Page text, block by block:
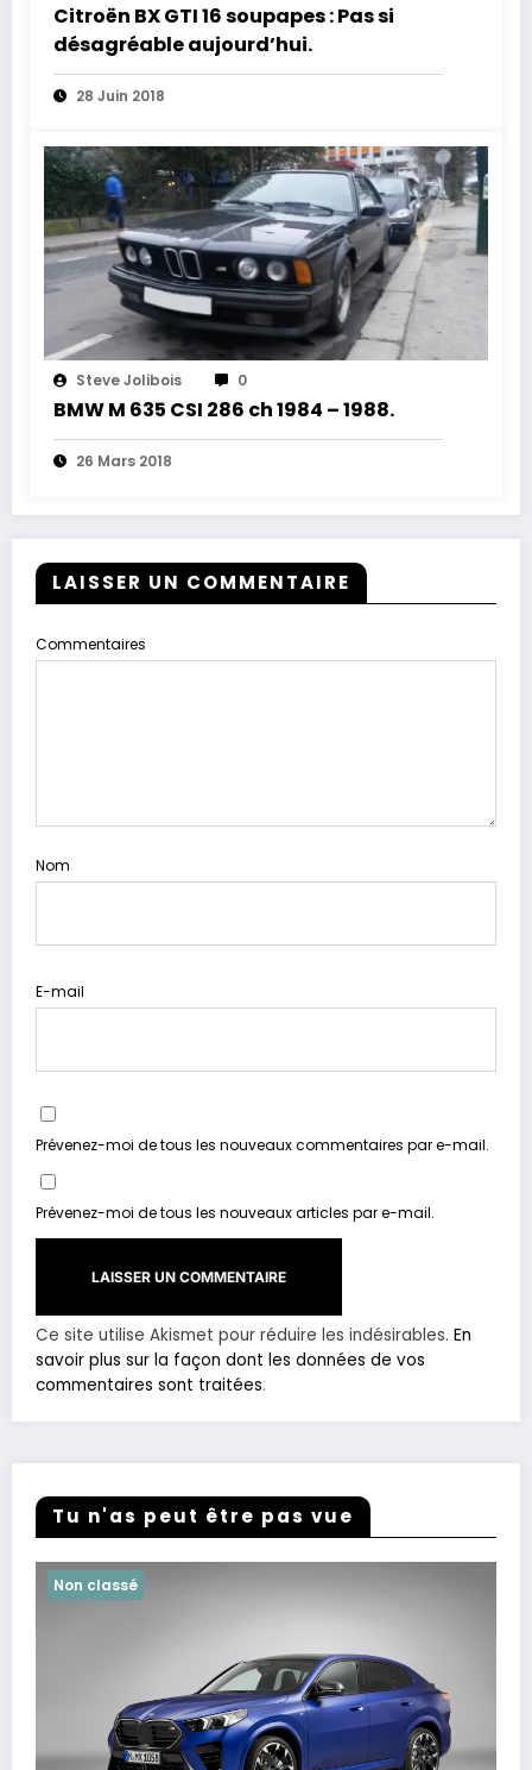
Citroën BX GTI 16 soupapes : Pas si
désagréable aujourd’hui.
28 Juin 2018
Steve Jolibois 0
BMW M 635 CSI 286 ch 1984 – 1988.
26 Mars 2018
LAISSER UN COMMENTAIRE
Commentaires
Nom
E-mail
Prévenez-moi de tous les nouveaux commentaires par e-mail.
Prévenez-moi de tous les nouveaux articles par e-mail.
Ce site utilise Akismet pour réduire les indésirables. En
savoir plus sur la façon dont les données de vos
commentaires sont traitées.
Tu n'as peut être pas vue
Non classé